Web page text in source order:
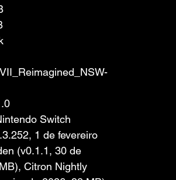
Switch
1 de fevereiro
(v0.1.1, 30 de
Citron Nightly